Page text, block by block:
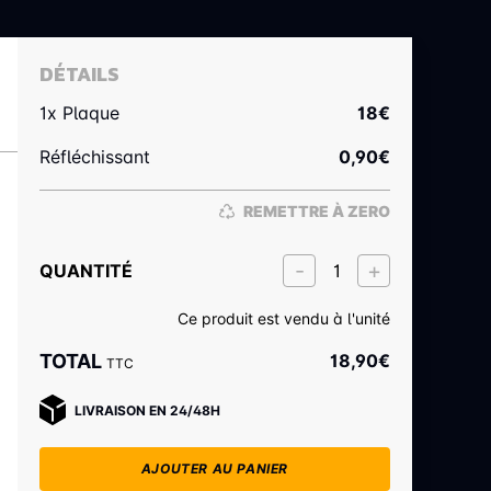
DÉTAILS
1x Plaque 18€
Réfléchissant
0,90€
REMETTRE À ZERO
QUANTITÉ
Ce produit est vendu à l'unité
TOTAL TTC 18,90€
LIVRAISON EN 24/48H
AJOUTER AU PANIER